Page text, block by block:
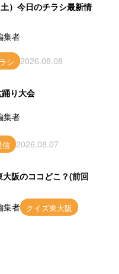
）今日のチラシ最新情
集者
シ 2026.08.08
り大会
集者
信 2026.08.07
阪のココどこ？(前回
集者 クイズ東大阪